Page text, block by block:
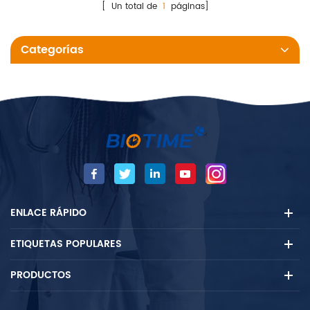
promedio de glucosa en la
meses.
[ Un total de 1 páginas]
Categorías
ENLACE RÁPIDO
ETIQUETAS POPULARES
PRODUCTOS